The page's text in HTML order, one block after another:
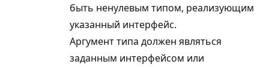
быть ненулевым типом, реализующим
указанный интерфейс.
Аргумент типа должен являться
заданным интерфейсом или